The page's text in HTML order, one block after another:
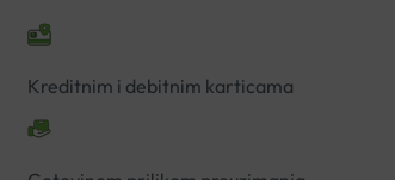
Kreditnim i debitnim karticama